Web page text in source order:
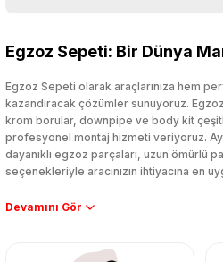
Egzoz Sepeti: Bir Dünya
Egzoz Sepeti olarak araçlarınıza hem
kazandıracak çözümler sunuyoruz.
krom borular, downpipe ve body kit
profesyonel montaj hizmeti veriyoruz.
dayanıklı egzoz parçaları, uzun ömürlü
seçenekleriyle aracınızın ihtiyacına en
Performans artışı isteyen sürücüler için
çıkma orijinal ürünler ile yenileyebilir,